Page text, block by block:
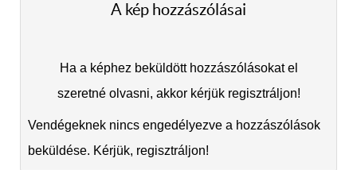
A kép hozzászólásai
Ha a képhez beküldött hozzászólásokat el
szeretné olvasni, akkor kérjük regisztráljon!
Vendégeknek nincs engedélyezve a hozzászólások
beküldése. Kérjük, regisztráljon!